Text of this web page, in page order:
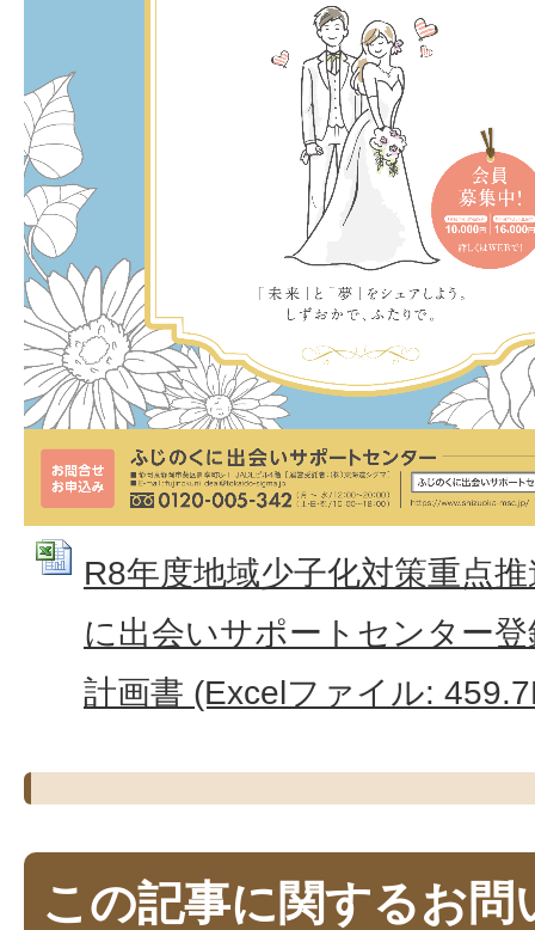
R8年度地域少子化対策重点
に出会いサポートセンター
計画書 (Excelファイル:
この記事に関するお問